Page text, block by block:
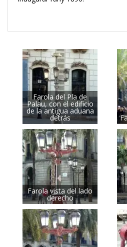
Farola del Pla de
Palau, con el edificio
de la antigua aduana
detrás
Farola vista del lado
derecho